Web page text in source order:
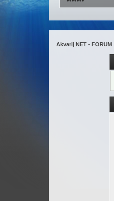
Akvarij NET - FORUM